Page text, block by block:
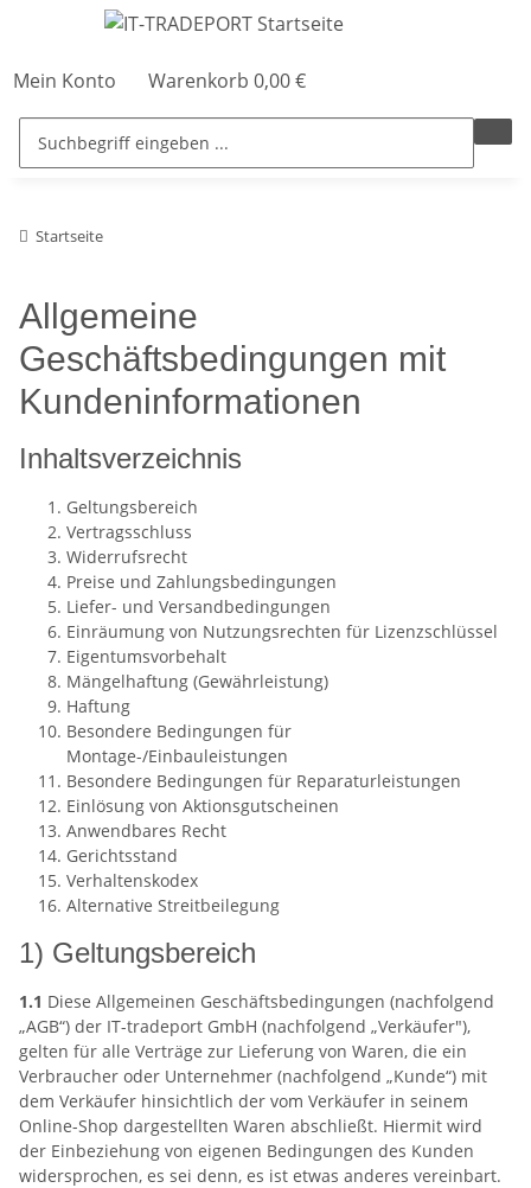
Mein Konto Warenkorb 0,00 €
Startseite
Allgemeine
Geschäftsbedingungen mit
Kundeninformationen
Inhaltsverzeichnis
Geltungsbereich
Vertragsschluss
Widerrufsrecht
Preise und Zahlungsbedingungen
Liefer- und Versandbedingungen
Einräumung von Nutzungsrechten für Lizenzschlüssel
Eigentumsvorbehalt
Mängelhaftung (Gewährleistung)
Haftung
Besondere Bedingungen für
Montage-/Einbauleistungen
Besondere Bedingungen für Reparaturleistungen
Einlösung von Aktionsgutscheinen
Anwendbares Recht
Gerichtsstand
Verhaltenskodex
Alternative Streitbeilegung
1) Geltungsbereich
1.1 Diese Allgemeinen Geschäftsbedingungen (nachfolgend
„AGB“) der IT-tradeport GmbH (nachfolgend „Verkäufer"),
gelten für alle Verträge zur Lieferung von Waren, die ein
Verbraucher oder Unternehmer (nachfolgend „Kunde“) mit
dem Verkäufer hinsichtlich der vom Verkäufer in seinem
Online-Shop dargestellten Waren abschließt. Hiermit wird
der Einbeziehung von eigenen Bedingungen des Kunden
widersprochen, es sei denn, es ist etwas anderes vereinbart.